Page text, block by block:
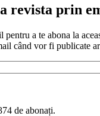
revista prin
pentru a te abona la
când vor fi publicate
de abonați.